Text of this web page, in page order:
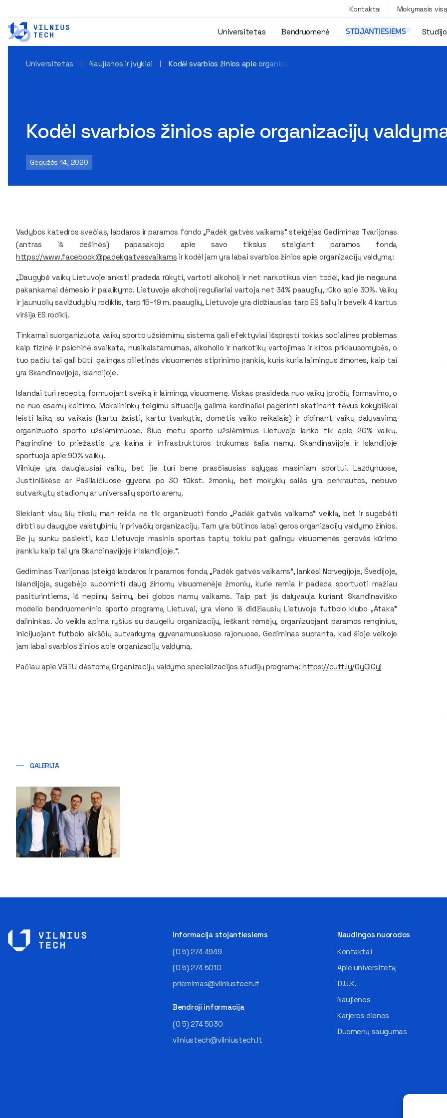
Kontaktai Mokymasis
Universitetas Bendruomenė STOJANTIESIEMS
Universitetas Naujienos ir įvykiai Kodėl svarbios žinios apie organizacijų valdymą?
Kodėl svarbios žinios apie organizacijų
Gegužės 14, 2020
Vadybos katedros svečias, labdaros ir paramos fondo „Padėk gatvės vaikams” steigėjas Gediminas Tvarijonas
(antras iš dešinės) papasakojo apie savo tikslus steigiant paramos fondą
https://www.facebook@padekgatvesvaikams ir kodėl jam yra labai svarbios žinios apie organizacijų valdymą:
„Daugybė vaikų Lietuvoje anksti pradeda rūkyti, vartoti alkoholį ir net narkotikus vien todėl, kad jie negauna
pakankamai dėmesio ir palaikymo. Lietuvoje alkoholį reguliariai vartoja net 34% paauglių, rūko apie 30%. Vaikų
ir jaunuolių savižudybių rodiklis, tarp 15–19 m. paauglių, Lietuvoje yra didžiausias tarp ES šalių ir beveik 4 kartus
viršija ES rodiklį.
Tinkamai suorganizuota vaikų sporto užsiėmimų sistema gali efektyviai išspręsti tokias socialines problemas
kaip fizinė ir psichinė sveikata, nusikalstamumas, alkoholio ir narkotikų vartojimas ir kitos priklausomybės, o
tuo pačiu tai gali būti galingas pilietinės visuomenės stiprinimo įrankis, kuris kuria laimingus žmones, kaip tai
yra Skandinavijoje, Islandijoje.
Islandai turi receptą formuojant sveiką ir laimingą visuomenę. Viskas prasideda nuo vaikų įpročių formavimo, o
ne nuo esamų keitimo. Mokslininkų teigimu situaciją galima kardinaliai pagerinti skatinant tėvus kokybiškai
leisti laiką su vaikais (kartu žaisti, kartu tvarkytis, domėtis vaiko reikalais) ir didinant vaikų dalyvavimą
organizuoto sporto užsiėmimuose. Šiuo metu sporto užsiėmimus Lietuvoje lanko tik apie 20% vaikų.
Pagrindinė to priežastis yra kaina ir infrastruktūros trūkumas šalia namų. Skandinavijoje ir Islandijoje
sportuoja apie 90% vaikų.
Vilniuje yra daugiausiai vaikų, bet jie turi bene prasčiausias sąlygas masiniam sportui. Lazdynuose,
Justiniškėse ar Pašilaičiuose gyvena po 30 tūkst. žmonių, bet mokyklų salės yra perkrautos, nebuvo
sutvarkytų stadionų ar universalių sporto arenų.
Siekiant visų šių tikslų man reikia ne tik organizuoti fondo „Padėk gatvės vaikams“ veiklą, bet ir sugebėti
dirbti su daugybe valstybinių ir privačių organizacijų. Tam yra būtinos labai geros organizacijų valdymo žinios.
Be jų sunku pasiekti, kad Lietuvoje masinis sportas taptų tokiu pat galingu visuomenės gerovės kūrimo
įrankiu kaip tai yra Skandinavijoje ir Islandijoje.“.
Gediminas Tvarijonas įsteigė labdaros ir paramos fondą „Padėk gatvės vaikams”, lankėsi Norvegijoje, Švedijoje,
Islandijoje, sugebėjo sudominti daug žinomų visuomenėje žmonių, kurie remia ir padeda sportuoti mažiau
pasiturintiems, iš nepilnų šeimų, bei globos namų vaikams. Taip pat jis dalyvauja kuriant Skandinaviško
modelio bendruomeninio sporto programą Lietuvai, yra vieno iš didžiausių Lietuvoje futbolo klubo „Ataka”
dalininkas. Jo veikla apima ryšius su daugeliu organizacijų, ieškant rėmėjų, organizuojant paramos renginius,
inicijuojant futbolo aikščių sutvarkymą gyvenamuosiuose rajonuose. Gediminas supranta, kad šioje veikoje
jam labai svarbios žinios apie organizacijų valdymą.
Pačiau apie VGTU dėstomą Organizacijų valdymo specializacijos studijų programą: https://cutt.ly/0yQlCyj
GALERIJA
Informacija stojantiesiems
(0 5) 274 4949
(0 5) 274 5010
priemimas@vilniustech.lt
Bendroji informacija
(0 5) 274 5030
vilniustech@vilniustech.lt
Naudingos nuorodos
Kontaktai
Apie universitetą
D.U.K.
Naujienos
Karjeros dienos
Duomenų saugumas